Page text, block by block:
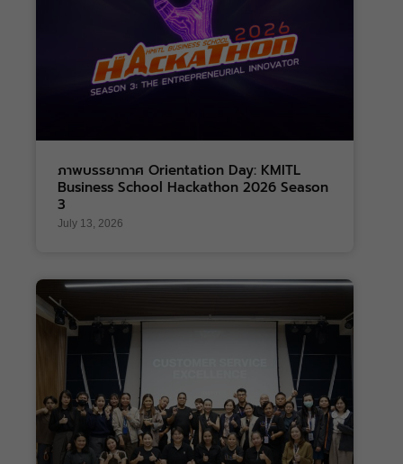
ภาพบรรยากาศ Orientation Day: KMITL
Business School Hackathon 2026 Season
3
July 13, 2026